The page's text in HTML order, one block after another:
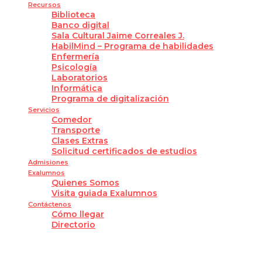
Recursos
Biblioteca
Banco digital
Sala Cultural Jaime Correales J.
HabilMind – Programa de habilidades
Enfermería
Psicología
Laboratorios
Informática
Programa de digitalización
Servicios
Comedor
Transporte
Clases Extras
Solicitud certificados de estudios
Admisiones
Exalumnos
Quienes Somos
Visita guiada Exalumnos
Contáctenos
Cómo llegar
Directorio